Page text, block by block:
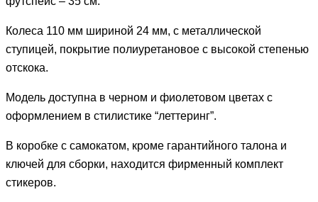
Колеса 110 мм шириной 24 мм, с металлической
ступицей, покрытие полиуретановое с высокой степенью
отскока.
Модель доступна в черном и фиолетовом цветах с
оформлением в стилистике “леттеринг”.
В коробке с самокатом, кроме гарантийного талона и
ключей для сборки, находится фирменный комплект
стикеров.